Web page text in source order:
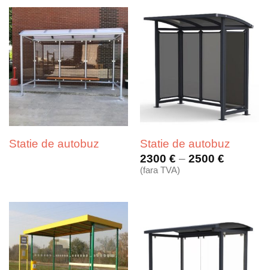
Statie de autobuz
Statie de autobuz
2300 € – 2500 €Interval
2500 €
(fara TVA)